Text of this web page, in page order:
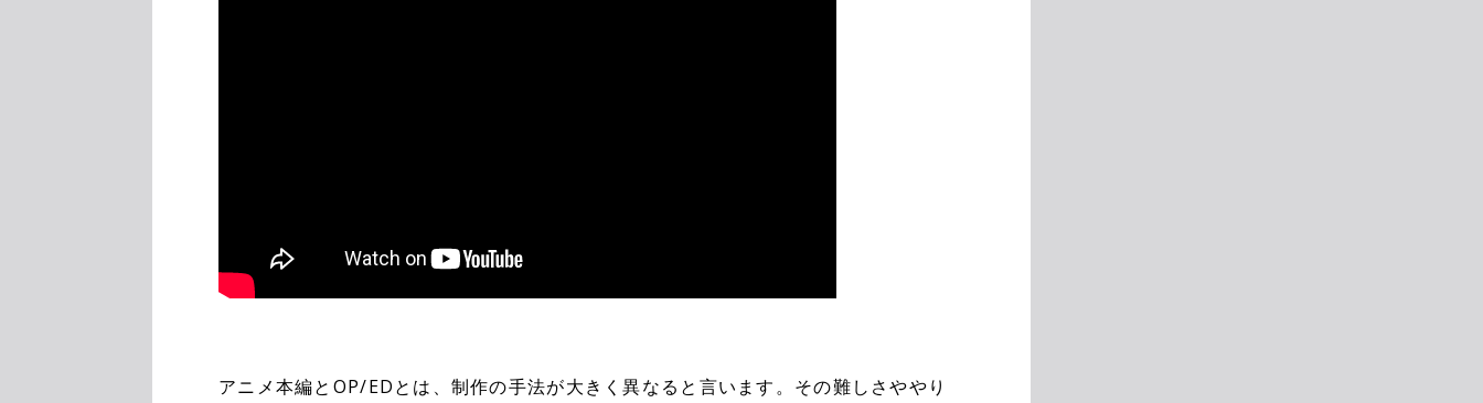
アニメ本編とOP/EDとは、制作の手法が大きく異なると言います。その難しさややり